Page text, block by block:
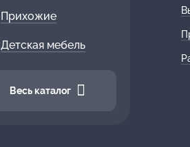
Прихожие
Детская мебель
Весь каталог